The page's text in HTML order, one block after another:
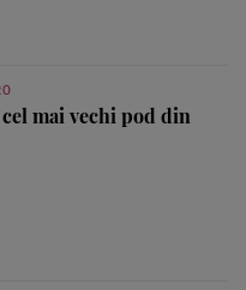
cel mai vechi pod din